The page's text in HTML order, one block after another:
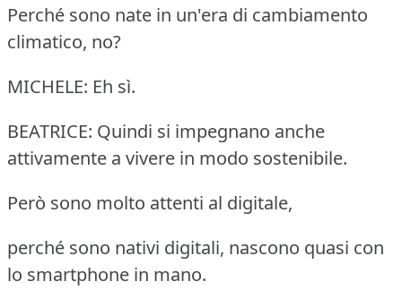
Perché sono nate in un'era di cambiamento
climatico, no?
MICHELE: Eh sì.
BEATRICE: Quindi si impegnano anche
attivamente a vivere in modo sostenibile.
Però sono molto attenti al digitale,
perché sono nativi digitali, nascono quasi con
lo smartphone in mano.